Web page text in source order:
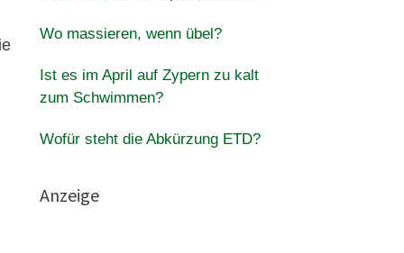
Wo massieren, wenn übel?
Ist es im April auf Zypern zu kalt
zum Schwimmen?
Wofür steht die Abkürzung ETD?
Anzeige